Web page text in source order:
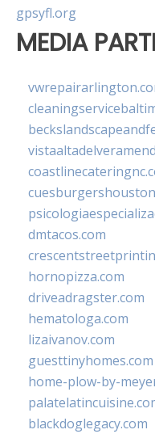
gpsyfl.org
MEDIA
dmtacos.com
hornopizza.com
driveadragster.com
hematologa.com
lizaivanov.com
guesttinyhomes.com
home-plow-by-
blackdoglegacy.com